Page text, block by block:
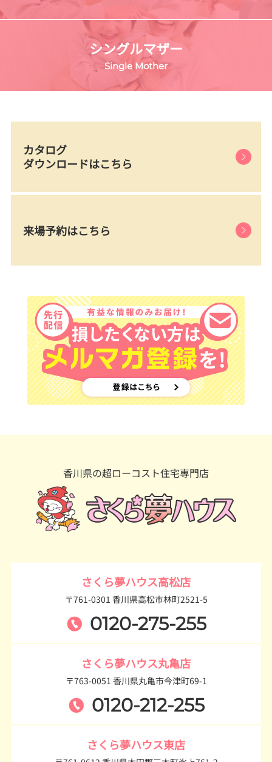
シングルマザー
Single Mother
カタログ
ダウンロードはこちら
来場予約はこちら
香川県の超ローコスト住宅専門店
さくら夢ハウス高松店
〒761-0301 香川県高松市林町2521-5
0120-275-255
さくら夢ハウス丸亀店
〒763-0051 香川県丸亀市今津町69-1
0120-212-255
さくら夢ハウス東店